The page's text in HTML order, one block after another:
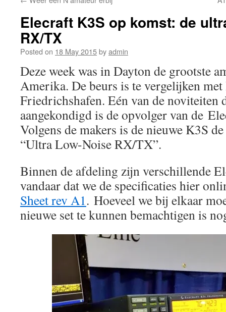
Elecraft K3S op komst: de
RX/TX
Posted on 18 May 2015byadmin
Deze week was in Dayton de grootste
Amerika. De beurs is te vergelijken
Friedrichshafen. Eén van de noviteiten
aangekondigd is de opvolger van de
Volgens de makers is de nieuwe K3S
“Ultra Low-Noise RX/TX”.
Binnen de afdeling zijn verschillende
vandaar dat we de specificaties hier
Sheet rev A1. Hoeveel we bij elkaar
nieuwe set te kunnen bemachtigen is